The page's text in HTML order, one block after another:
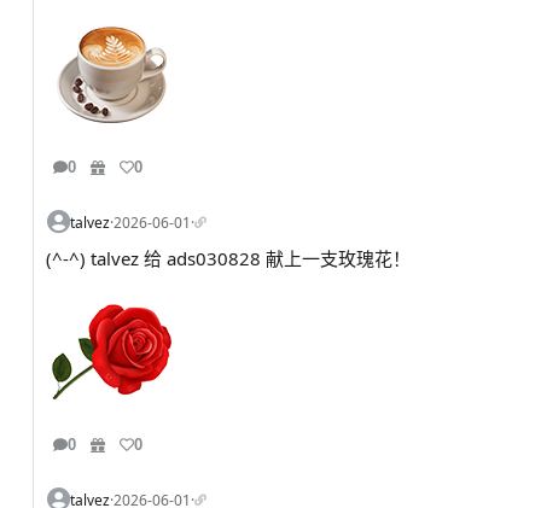
0 0
talvez·2026-06-01·
(^-^) talvez 给 ads030828 献上一支玫瑰花！
0 0
talvez·2026-06-01·